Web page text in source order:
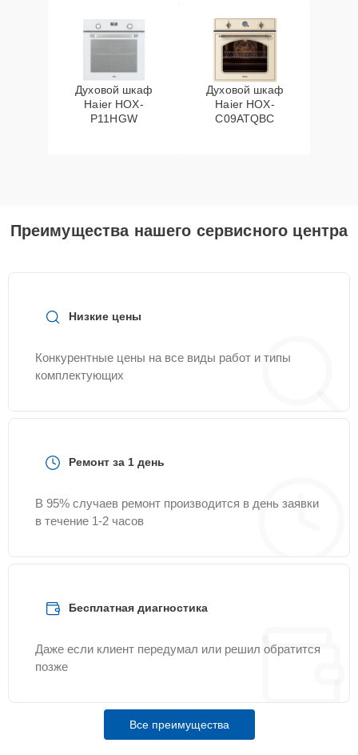
Духовой шкаф
Haier HOX-
P11HGW
Духовой шкаф
Haier HOX-
C09ATQBC
Преимущества нашего сервисного центра
Низкие цены
Конкурентные цены на все виды работ и типы
комплектующих
Ремонт за 1 день
В 95% случаев ремонт производится в день заявки
в течение 1-2 часов
Бесплатная диагностика
Даже если клиент передумал или решил обратится
позже
Все преимущества